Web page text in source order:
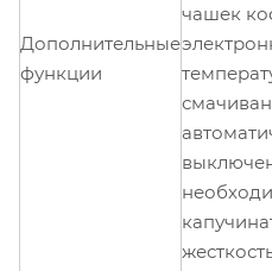
Дополнительные
функции
чашек